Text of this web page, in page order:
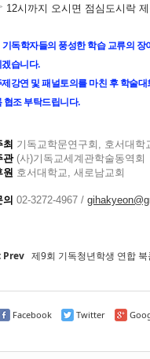
시까지 오시면 점심도시락
독학자들의 풍성한 학습 교류의 장
습니다.
강연 및 패널토의를 마친 후 학술
협조 부탁드립니다.
최 기독교학문연구회
호서대학
관 (사)기독교세계관학술동역회
원 호서대학교 새로남교회
의 02-3272-4967 /
Prev 제9회 기독청년학생 연합
Facebook Twitter